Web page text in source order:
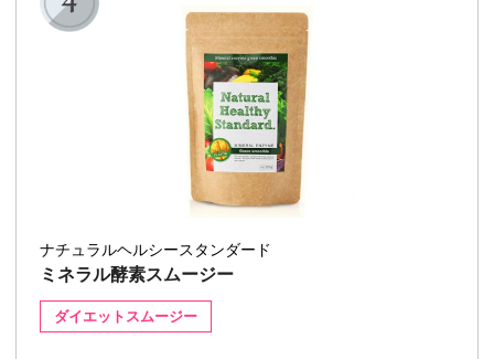
ナチュラルヘルシースタンダード
ミネラル酵素スムージー
ダイエットスムージー